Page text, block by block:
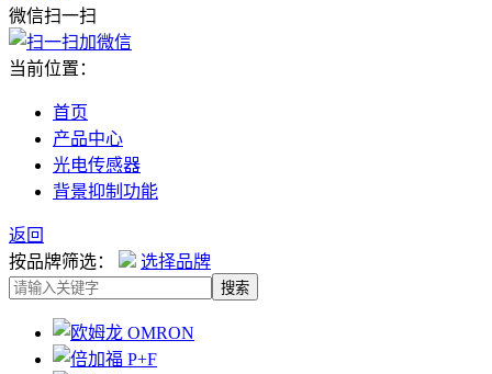
微信扫一扫
当前位置：
首页
产品中心
光电传感器
背景抑制功能
返回
按品牌筛选：
选择品牌
搜索